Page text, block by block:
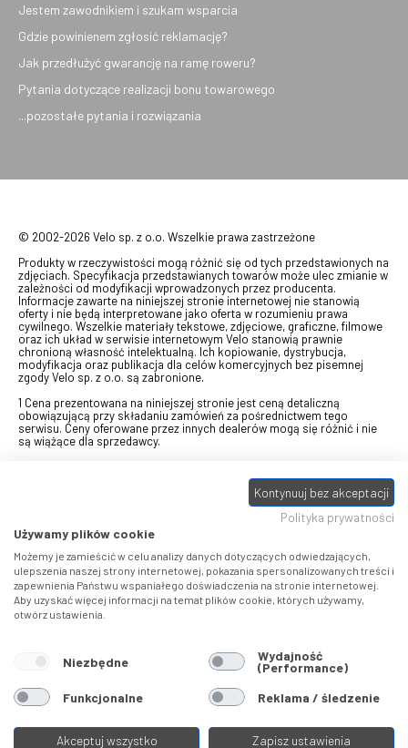
Jestem zawodnikiem i szukam wsparcia
Gdzie powinienem zgłosić reklamację?
Jak przedłużyć gwarancję na ramę roweru?
Pytania dotyczące realizacji bonu towarowego
...pozostałe pytania i rozwiązania
© 2002-2026 Velo sp. z o.o. Wszelkie prawa zastrzeżone
Produkty w rzeczywistości mogą różnić się od tych przedstawionych na
zdjęciach. Specyfikacja przedstawianych towarów może ulec zmianie w
zależności od modyfikacji wprowadzonych przez producenta.
Informacje zawarte na niniejszej stronie internetowej nie stanowią
oferty i nie będą interpretowane jako oferta w rozumieniu prawa
cywilnego. Wszelkie materiały tekstowe, zdjęciowe, graficzne, filmowe
oraz ich układ w serwisie internetowym Velo stanowią prawnie
chronioną własność intelektualną. Ich kopiowanie, dystrybucja,
modyfikacja oraz publikacja dla celów komercyjnych bez pisemnej
zgody Velo sp. z o.o. są zabronione.
1 Cena prezentowana na niniejszej stronie jest ceną detaliczną
obowiązującą przy składaniu zamówień za pośrednictwem tego
serwisu. Ceny oferowane przez innych dealerów mogą się różnić i nie
są wiążące dla sprzedawcy.
swój bon" na towary z oferty VELO, aktualnie dostępnej na stronie
, w ramach sprzedaży premiowej. Dowiedz się jak
stronie promocji. Prezentowana wartość
eBonu uwzględnia fakt wyrażenia - w procesie rejestracji w Panelu
klienta- zgody na otrzymywanie drogą mailową informacji handlowo-
marketingowe, np. newsletter rowerowy. W przypadku braku zgody
wartość eBonu zostanie obniżona o 10 zł.
Pamiętaj, że eBony za produkty SIDI dotyczą zakupów w sklepach
SIDI Center, produkty Castelli zakupów w placówkach tworzących
Castelli Center.
Kontynuuj bez akceptacji
Polityka prywatności
Używamy plików cookie
Możemy je zamieścić w celu analizy danych dotyczących odwiedzających,
ulepszenia naszej strony internetowej, pokazania spersonalizowanych treści i
zapewnienia Państwu wspaniałego doświadczenia na stronie internetowej.
Aby uzyskać więcej informacji na temat plików cookie, których używamy,
otwórz ustawienia.
Niezbędne Wydajność
(Performance)
Funkcjonalne
Reklama / śledzenie
Akceptuj wszystko Zapisz ustawienia